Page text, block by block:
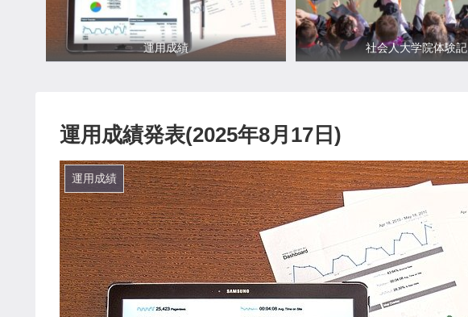
運用成績 社会人大学院体験記
運用成績発表(2025年8月17日)
運用成績